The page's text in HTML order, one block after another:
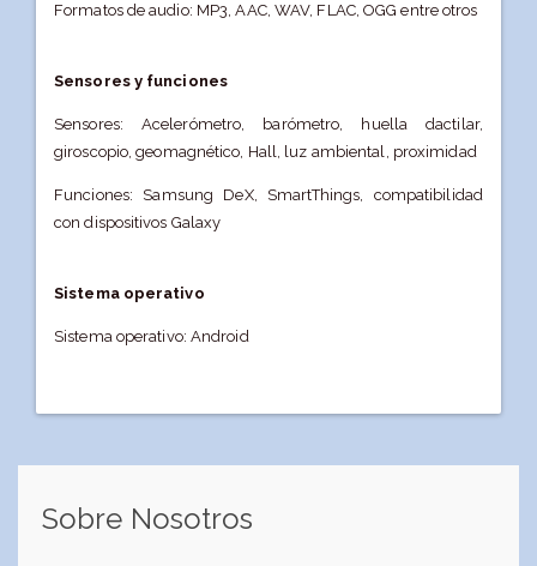
Formatos de audio: MP3, AAC, WAV, FLAC, OGG entre otros
Sensores y funciones
Sensores: Acelerómetro, barómetro, huella dactilar,
giroscopio, geomagnético, Hall, luz ambiental, proximidad
Funciones: Samsung DeX, SmartThings, compatibilidad
con dispositivos Galaxy
Sistema operativo
Sistema operativo: Android
Sobre Nosotros